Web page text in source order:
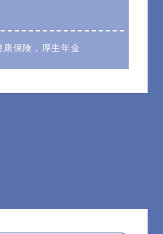
康保険，厚生年金